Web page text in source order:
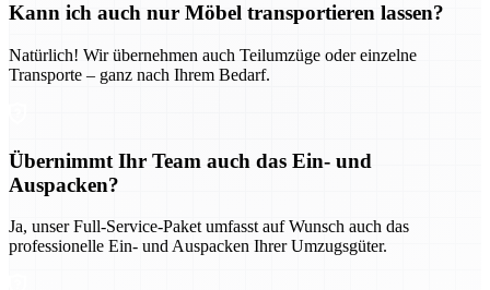
Kann ich auch nur Möbel transportieren lassen?
Natürlich! Wir übernehmen auch Teilumzüge oder einzelne
Transporte – ganz nach Ihrem Bedarf.
Übernimmt Ihr Team auch das Ein- und
Auspacken?
Ja, unser Full-Service-Paket umfasst auf Wunsch auch das
professionelle Ein- und Auspacken Ihrer Umzugsgüter.